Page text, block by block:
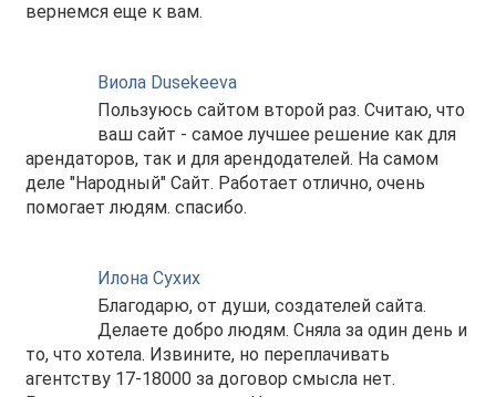
вернемся еще к вам.
Виола Dusekeeva
Пользуюсь сайтом второй раз. Считаю, что
ваш сайт - самое лучшее решение как для
арендаторов, так и для арендодателей. На самом
деле "Народный" Сайт. Работает отлично, очень
помогает людям. спасибо.
Илона Сухих
Благодарю, от души, создателей сайта.
Делаете добро людям. Сняла за один день и
то, что хотела. Извините, но переплачивать
агентству 17-18000 за договор смысла нет.